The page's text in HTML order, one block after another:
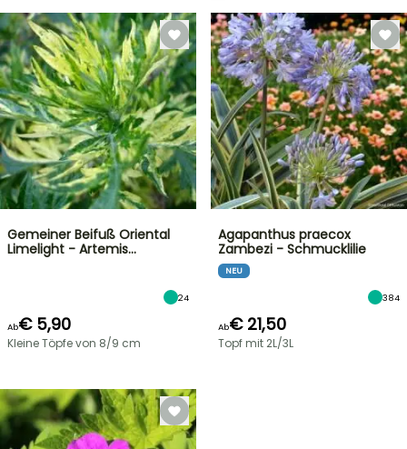
Gemeiner Beifuß Oriental
Limelight - Artemis…
24
Ab€ 5,90
Kleine Töpfe von 8/9 cm
Agapanthus praecox
Zambezi - Schmucklilie
NEU
384
Ab€ 21,50
Topf mit 2L/3L